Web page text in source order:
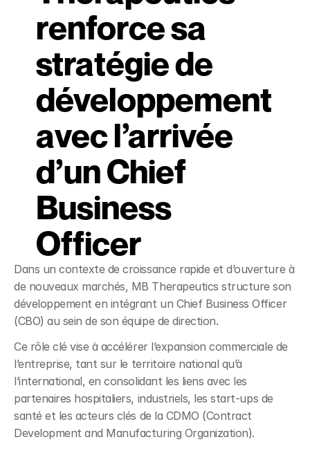
renforce sa
stratégie de
développement
avec l’arrivée
d’un Chief
Business
Officer
Dans un contexte de croissance rapide et d’ouverture à
de nouveaux marchés, MB Therapeutics structure son
développement en intégrant un Chief Business Officer
(CBO) au sein de son équipe de direction.
Ce rôle clé vise à accélérer l’expansion commerciale de
l’entreprise, tant sur le territoire national qu’à
l’international, en consolidant les liens avec les
partenaires hospitaliers, industriels, les start-ups de
santé et les acteurs clés de la CDMO (Contract
Development and Manufacturing Organization).